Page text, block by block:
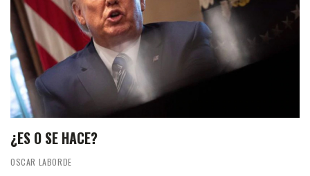
¿ES O SE HACE?
OSCAR LABORDE